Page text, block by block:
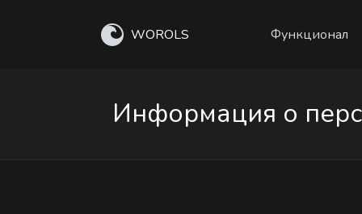
WOROLS Функционал
Информация о